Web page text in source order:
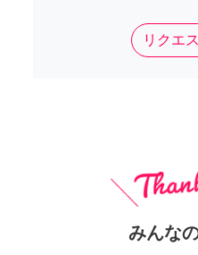
リクエ
みんな